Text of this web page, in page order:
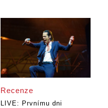
Recenze
LIVE: Prvnímu dni